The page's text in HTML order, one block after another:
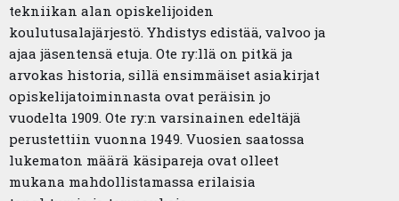
tekniikan alan opiskelijoiden
koulutusalajärjestö. Yhdistys edistää, valvoo ja
ajaa jäsentensä etuja. Ote ry:llä on pitkä ja
arvokas historia, sillä ensimmäiset asiakirjat
opiskelijatoiminnasta ovat peräisin jo
vuodelta 1909. Ote ry:n varsinainen edeltäjä
perustettiin vuonna 1949. Vuosien saatossa
lukematon määrä käsipareja ovat olleet
mukana mahdollistamassa erilaisia